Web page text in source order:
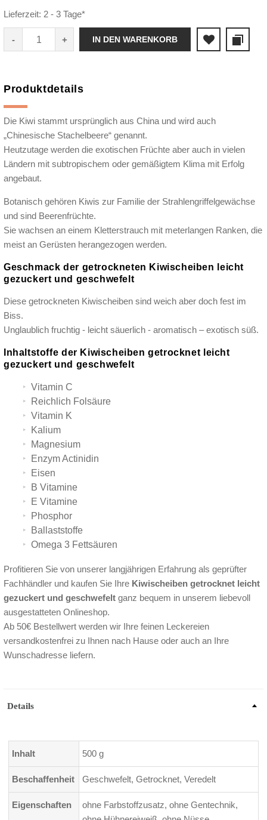
Lieferzeit: 2 - 3 Tage*
IN DEN WARENKORB
Produktdetails
Die Kiwi stammt ursprünglich aus China und wird auch
„Chinesische Stachelbeere“ genannt.
Heutzutage werden die exotischen Früchte aber auch in vielen
Ländern mit subtropischem oder gemäßigtem Klima mit Erfolg
angebaut.
Botanisch gehören Kiwis zur Familie der Strahlengriffelgewächse
und sind Beerenfrüchte.
Sie wachsen an einem Kletterstrauch mit meterlangen Ranken, die
meist an Gerüsten herangezogen werden.
Geschmack der getrockneten Kiwischeiben leicht
gezuckert und geschwefelt
Diese getrockneten Kiwischeiben sind weich aber doch fest im
Biss.
Unglaublich fruchtig - leicht säuerlich - aromatisch – exotisch süß.
Inhaltstoffe der Kiwischeiben getrocknet leicht
gezuckert und geschwefelt
Vitamin C
Reichlich Folsäure
Vitamin K
Kalium
Magnesium
Enzym Actinidin
Eisen
B Vitamine
E Vitamine
Phosphor
Ballaststoffe
Omega 3 Fettsäuren
Profitieren Sie von unserer langjährigen Erfahrung als geprüfter
Fachhändler und kaufen Sie Ihre Kiwischeiben getrocknet leicht
gezuckert und geschwefelt ganz bequem in unserem liebevoll
ausgestatteten Onlineshop.
Ab 50€ Bestellwert werden wir Ihre feinen Leckereien
versandkostenfrei zu Ihnen nach Hause oder auch an Ihre
Wunschadresse liefern.
Details
Inhalt 500 g
Beschaffenheit Geschwefelt, Getrocknet, Veredelt
Eigenschaften
ohne Farbstoffzusatz, ohne Gentechnik,